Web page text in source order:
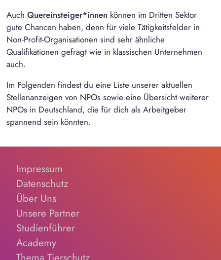
Auch Quereinsteiger*innen können im Dritten Sektor
gute Chancen haben, denn für viele Tätigkeitsfelder in
Non-Profit-Organisationen sind sehr ähnliche
Qualifikationen gefragt wie in klassischen Unternehmen
auch.
Im Folgenden findest du eine Liste unserer aktuellen
Stellenanzeigen von NPOs sowie eine Übersicht weiterer
NPOs in Deutschland, die für dich als Arbeitgeber
spannend sein könnten.
Impressum
Datenschutz
Über Uns
Unsere Partner
Studienführer
Academy